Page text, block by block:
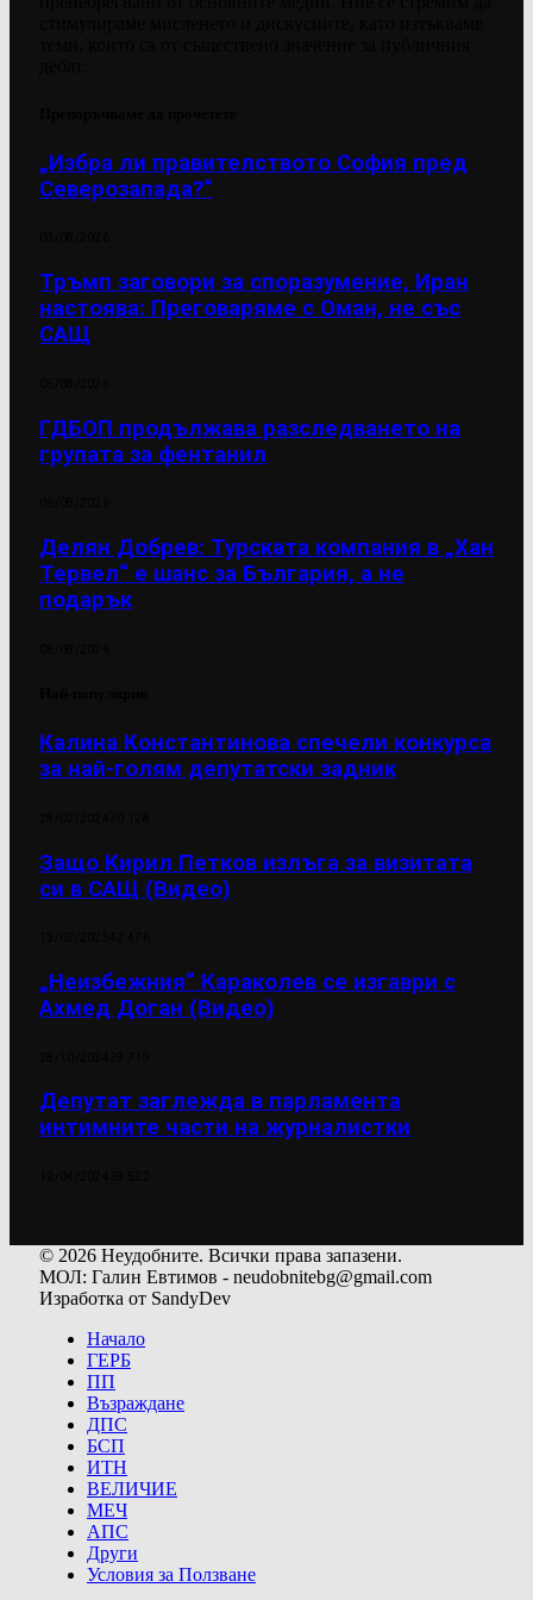
„Избра ли правителството София пред
Северозапада?“
Тръмп заговори за споразумение, Иран
настоява: Преговаряме с Оман, не със
САЩ
ГДБОП продължава разследването на
групата за фентанил
Делян Добрев: Турската компания в „Хан
Тервел“ е шанс за България, а не
подарък
Калина Константинова спечели конкурса
за най-голям депутатски задник
Защо Кирил Петков излъга за визитата
си в САЩ (Видео)
„Неизбежния“ Караколев се изгаври с
Ахмед Доган (Видео)
Депутат заглежда в парламента
интимните части на журналистки
© 2026 Неудобните. Всички права запазени.
МОЛ: Галин Евтимов - neudobnitebg@gmail.com
Изработка от SandyDev
Начало
ГЕРБ
ПП
Възраждане
ДПС
БСП
ИТН
ВЕЛИЧИЕ
МЕЧ
АПС
Други
Условия за Ползване